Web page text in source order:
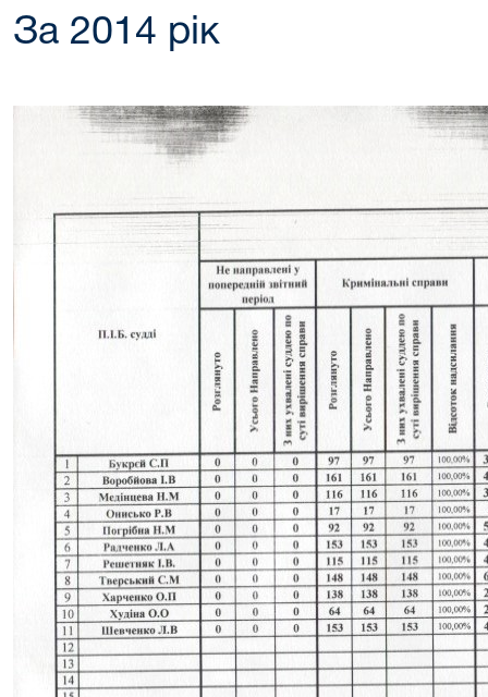
За 2014 рік